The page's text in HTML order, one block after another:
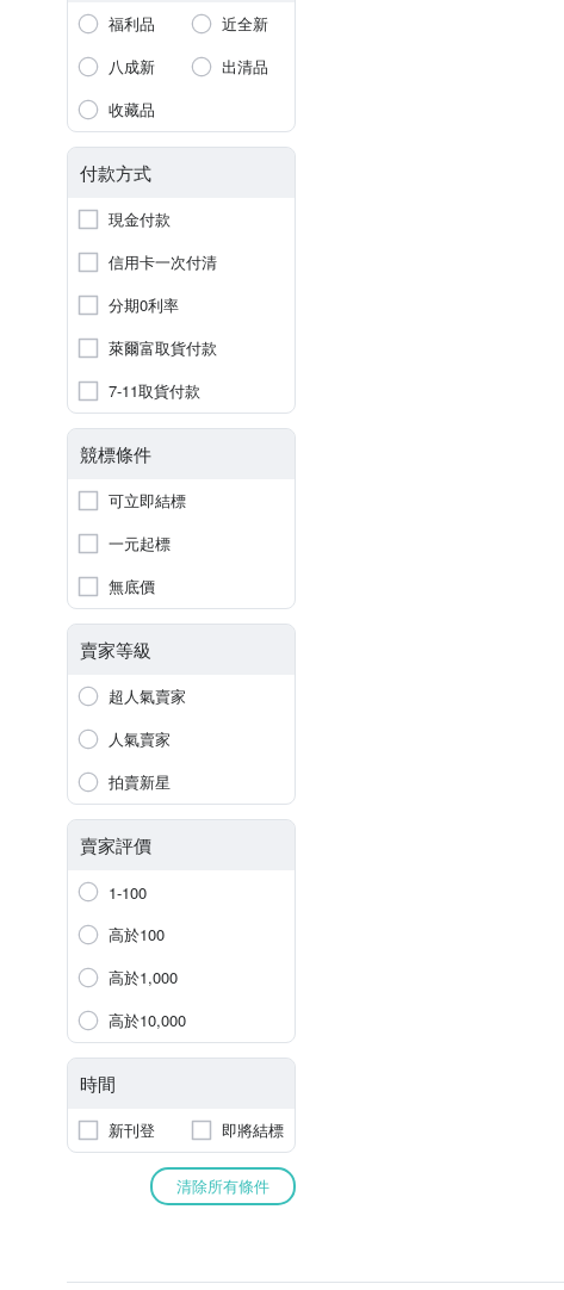
福利品
近全新
八成新
出清品
收藏品
付款方式
現金付款
信用卡一次付清
分期0利率
萊爾富取貨付款
7-11取貨付款
競標條件
可立即結標
一元起標
無底價
賣家等級
超人氣賣家
人氣賣家
拍賣新星
賣家評價
1-100
高於100
高於1,000
高於10,000
時間
新刊登 即將結標
清除所有條件